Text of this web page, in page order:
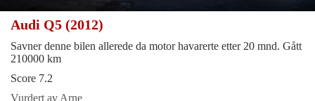
Audi Q5 (2012)
Savner denne bilen allerede da motor havarerte etter 20 mnd. Gått
210000 km
Score 7.2
Vurdert av Arne